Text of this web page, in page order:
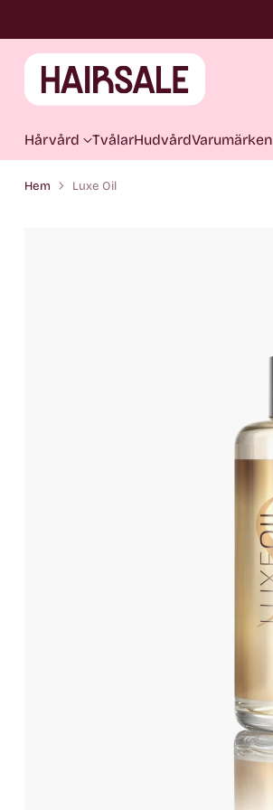
Hårvård TvålarHudvårdVarumärken
Hem Luxe Oil